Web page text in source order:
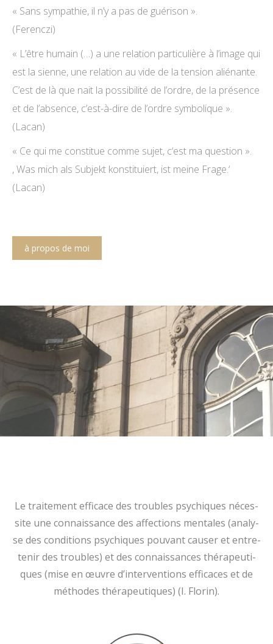
« Sans sym­pa­thie, il n’y a pas de guérison ».
(Feren­c­zi)
« L’être humain (…) a une rela­ti­on par­ti­cu­liè­re à l’image qui
est la sien­ne, une rela­ti­on au vide de la ten­si­on ali­é­nan­te.
C’est de là que nait la pos­si­bi­li­té de l’ordre, de la pré­sence
et de l’absence, c’est-à-dire de l’ordre symbolique ».
(Lacan)
« Ce qui me con­sti­tue com­me sujet, c‘est ma question ».
, Was mich als Sub­jekt kon­sti­tu­iert, ist mei­ne Frage.‘
(Lacan)
à pro­pos de moi
Le trai­te­ment effi­cace des trou­bles psy­chi­ques néces­
si­te une con­nais­sance des affec­tions men­ta­les (ana­ly­
se des con­di­ti­ons psy­chi­ques pou­vant cau­ser et entre­
te­nir des trou­bles) et des con­nais­sances thé­ra­peu­ti­
ques (mise en œuvre d’interventions effi­caces et de
métho­des thé­ra­peu­ti­ques) (I. Florin).